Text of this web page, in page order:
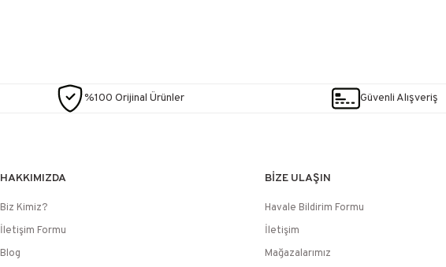
%100 Orijinal Ürünler Güvenli Alışveriş
HAKKIMIZDA
Biz Kimiz?
İletişim Formu
Blog
BİZE ULAŞIN
Havale Bildirim Formu
İletişim
Mağazalarımız